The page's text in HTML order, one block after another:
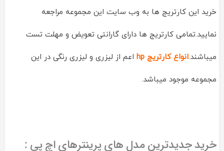
خرید این کارتریج ها به وب سایت این مجموعه مراجعه
نمایید.تمامی کارتریج ها دارای گارانتی تعویض و مهلت تست
میباشند.انواع کارتریج hp اعم از لیزری و لیزری رنگی در این
مجموعه موجود میباشد.
خرید جدیدترین مدل های پرینترهای اچ پی :